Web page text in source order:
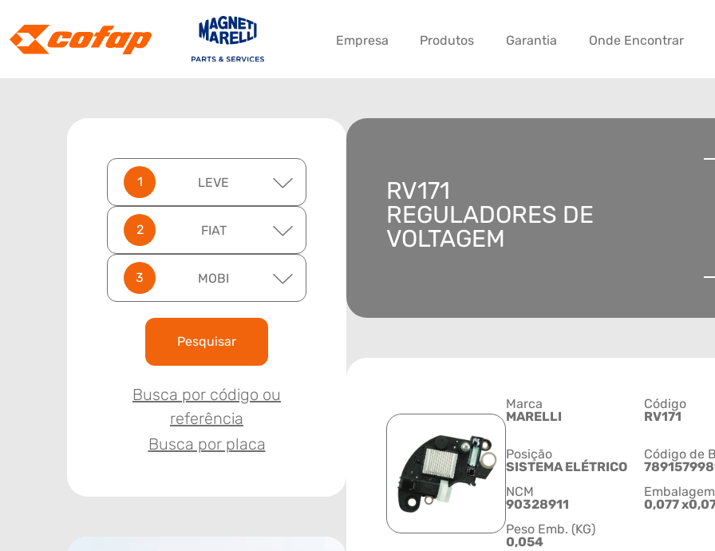
Empresa Produtos Garantia Onde Encontrar
LEVE
FIAT
MOBI
Pesquisar
Busca por código ou
referência
Busca por placa
RV171
REGULADORES DE
VOLTAGEM
Marca
MARELLI
Código
RV171
Posição
SISTEMA ELÉTRICO
Código de
NCM
90328911
0,077
Peso Emb. (KG)
0,054